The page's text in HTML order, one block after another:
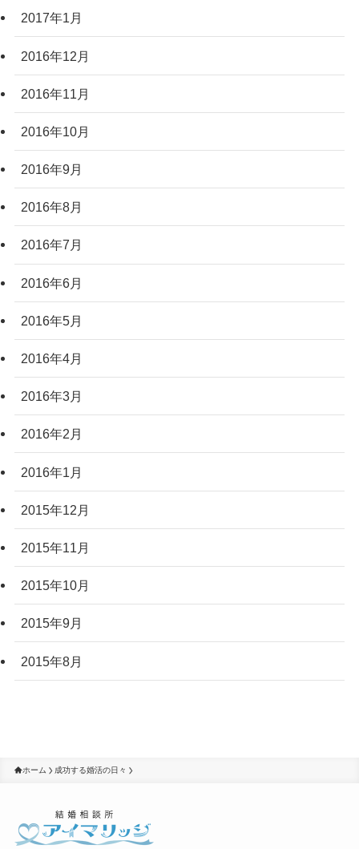
2017年1月
2016年12月
2016年11月
2016年10月
2016年9月
2016年8月
2016年7月
2016年6月
2016年5月
2016年4月
2016年3月
2016年2月
2016年1月
2015年12月
2015年11月
2015年10月
2015年9月
2015年8月
ホーム 成功する婚活の日々